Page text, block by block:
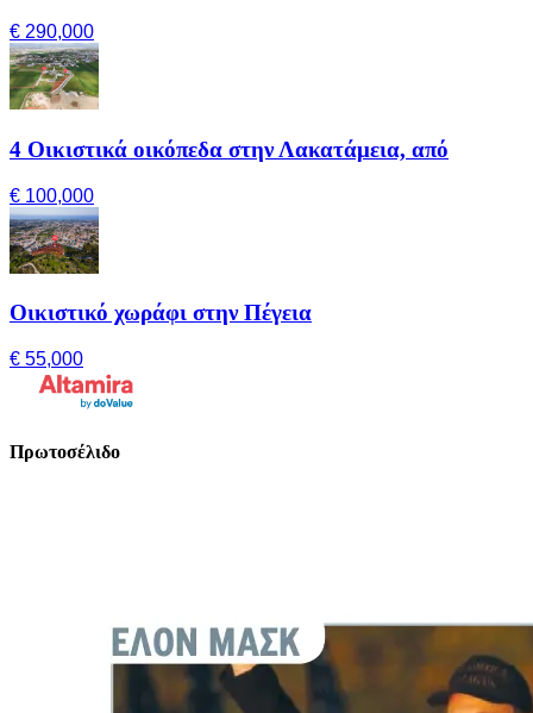
€ 290,000
4 Οικιστικά οικόπεδα στην Λακατάμεια, από
€ 100,000
Οικιστικό χωράφι στην Πέγεια
€ 55,000
Πρωτοσέλιδο